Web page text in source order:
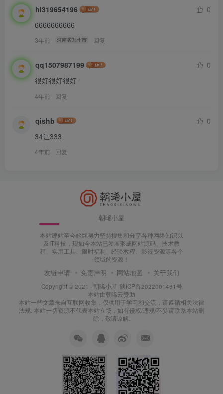
hl319654196
0
6666666666
3年前 河南省郑州市 回复
qq1507987199
0
很好很好很好
4年前 回复
qishb
0
34让333
4年前 回复
朝晞小屋
本站建站至今始终努力坚持搜集和分享各种网络知识以
及IT科技，现如今本站已发展形成网站源码、技术教
程、实用工具、限时福利、经验教程、影视资源等各个
领域的资源！
友链申请 免责声明 网站地图 关于我们
Copyright © 2021 · 朝晞小屋 陕ICP备2022001461号
本站由朝晞云赞助
本站一些文章来自互联网收集，仅供用于学习和交流，请遵循相关法律
法规. 本站一切资源不代表本站立场，如有侵权/违规/不妥请联系本站删
除，敬请谅解.